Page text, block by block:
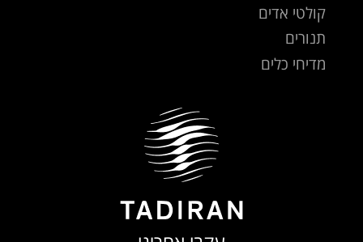
קולטי אדים
תנורים
מדיחי כלים